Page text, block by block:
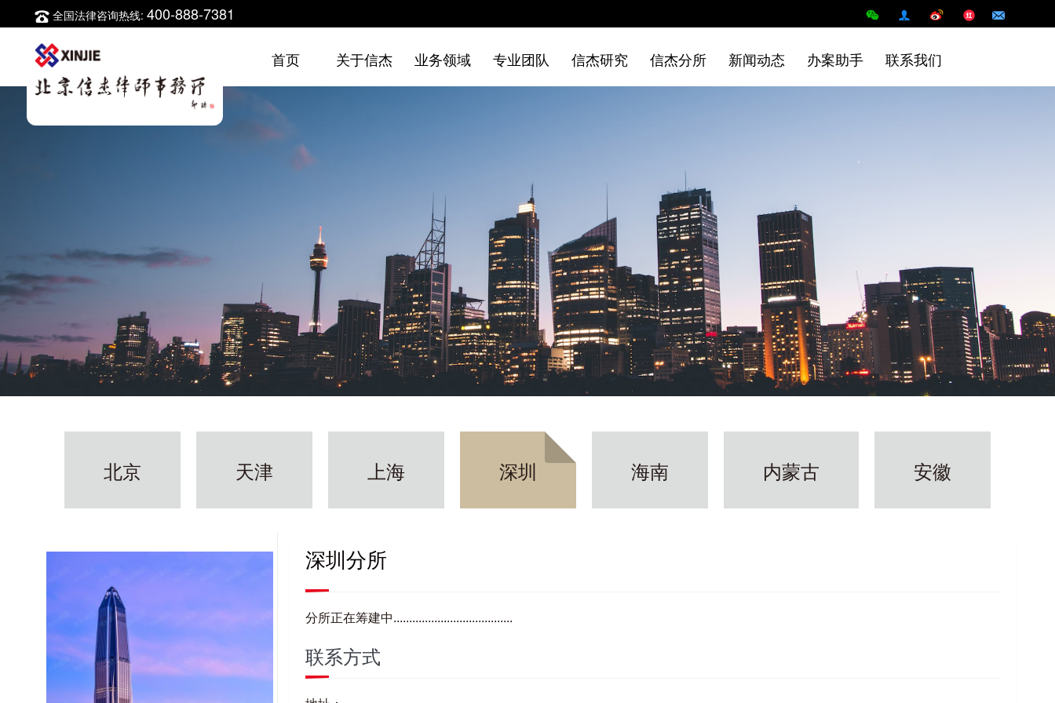
全国法律咨询热线:400-888-7381
首页 关于信杰 业务领域 专业团队 信杰研究 信杰分所 新闻动态 办案助手 联系我们
北京 天津 上海 深圳 海南 内蒙古 安徽
深圳分所
分所正在筹建中......................................
联系方式